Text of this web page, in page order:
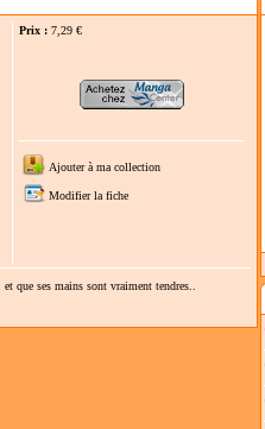
Prix : 7,29 €
Ajouter à ma collection
Modifier la fiche
que ses mains sont vraiment tendres..